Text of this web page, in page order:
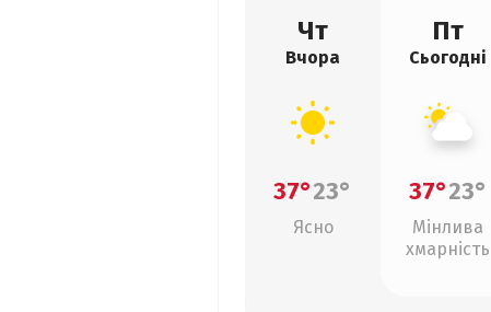
Чт
Вчора
37°23°
Ясно
Пт
Сьогодні
37°23°
Мінлива
хмарність